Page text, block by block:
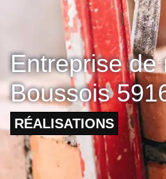
Entreprise de
Boussois
RÉALISATIONS